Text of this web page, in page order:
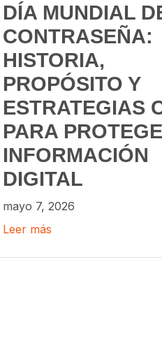
DÍA MUNDIAL
CONTRASEÑA:
HISTORIA,
PROPÓSITO Y
ESTRATEGIAS
PARA
INFORMACIÓN
DIGITAL
mayo 7, 2026
Leer más